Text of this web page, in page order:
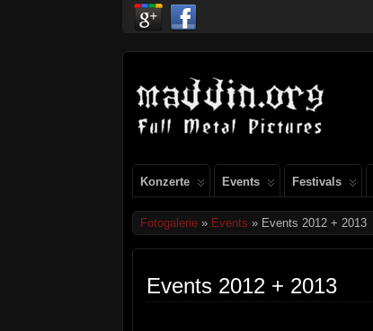
Konzerte Events Festivals
Fotogalerie » Events » Events 2012 + 2013
Events 2012 + 2013